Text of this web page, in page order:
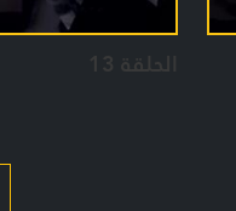
الحلقة 13